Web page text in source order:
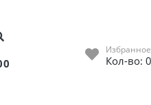
Избранное
Кол-во: 0